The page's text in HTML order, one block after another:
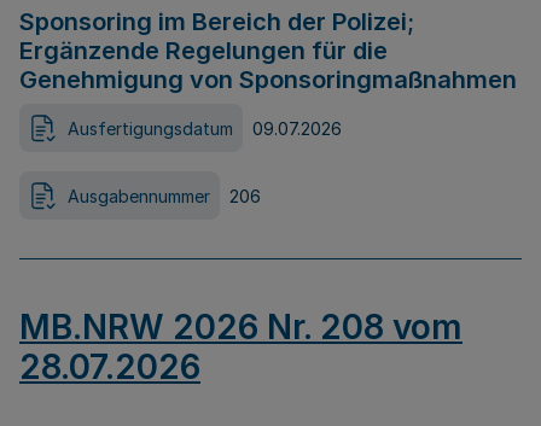
Sponsoring im Bereich der Polizei;
Ergänzende Regelungen für die
Genehmigung von Sponsoringmaßnahmen
Ausfertigungsdatum 09.07.2026
Ausgabennummer 206
MB.NRW 2026 Nr. 208 vom
28.07.2026